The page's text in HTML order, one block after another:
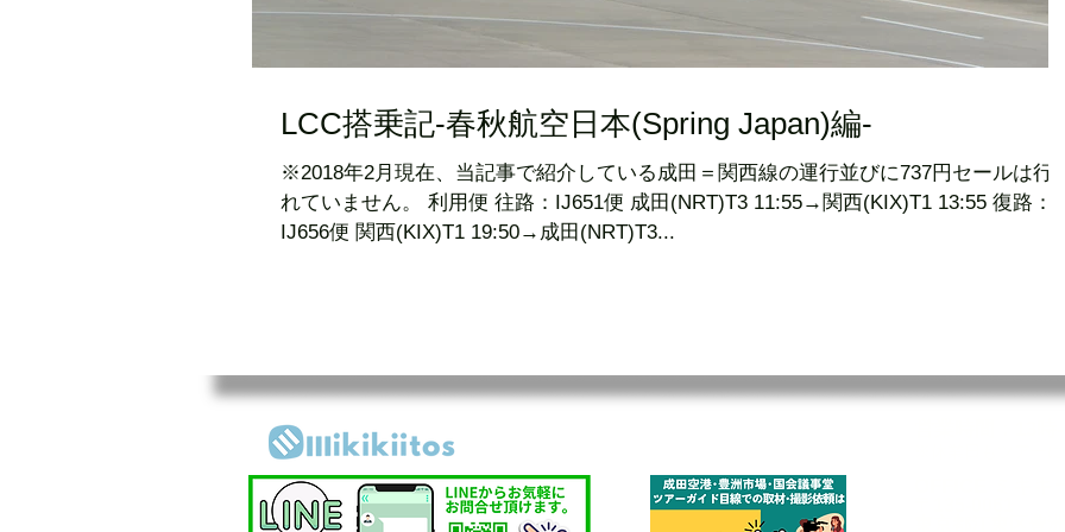
LCC搭乗記-春秋航空日本(Spring Japan)編-
※2018年2月現在、当記事で紹介している成田＝関西線の運行並びに737円セールは行わ
れていません。 利用便 往路：IJ651便 成田(NRT)T3 11:55→関西(KIX)T1 13:55 復路：
IJ656便 関西(KIX)T1 19:50→成田(NRT)T3...